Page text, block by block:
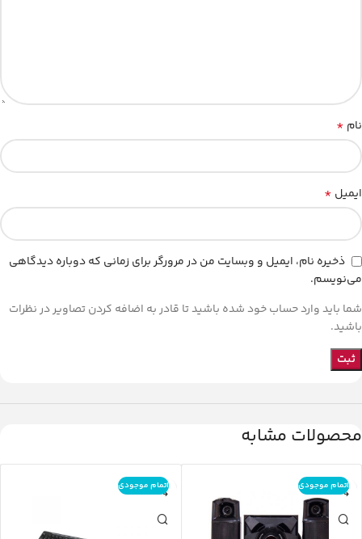
نام *
ایمیل *
ذخیره نام، ایمیل و وبسایت من در مرورگر برای زمانی که دوباره دیدگاهی
می‌نویسم.
شما باید وارد حساب خود شده باشید تا قادر به اضافه کردن تصاویر در نظرات
باشید.
محصولات مشابه
اتمام موجودی اتمام موجودی